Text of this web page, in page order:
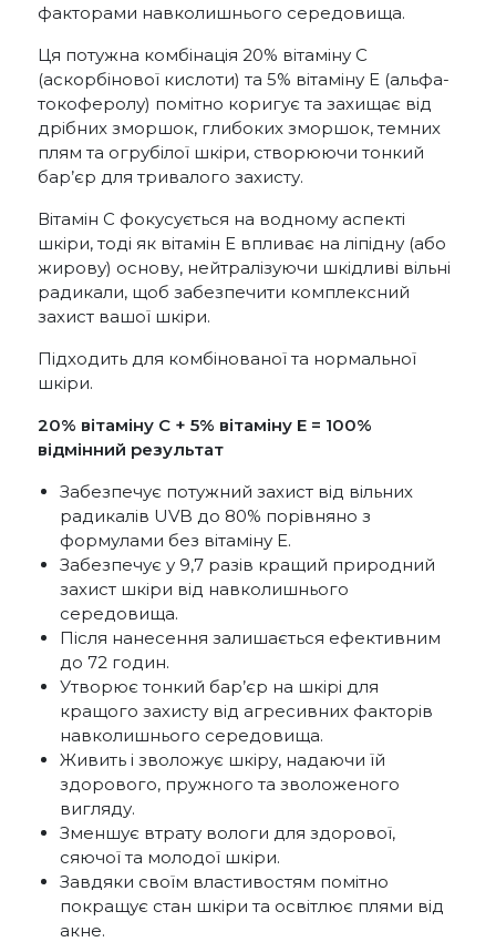
факторами навколишнього середовища.
Ця потужна комбінація 20% вітаміну С
(аскорбінової кислоти) та 5% вітаміну Е (альфа-
токоферолу) помітно коригує та захищає від
дрібних зморшок, глибоких зморшок, темних
плям та огрубілої шкіри, створюючи тонкий
бар’єр для тривалого захисту.
Вітамін С фокусується на водному аспекті
шкіри, тоді як вітамін Е впливає на ліпідну (або
жирову) основу, нейтралізуючи шкідливі вільні
радикали, щоб забезпечити комплексний
захист вашої шкіри.
Підходить для комбінованої та нормальної
шкіри.
20% вітаміну С + 5% вітаміну Е = 100%
відмінний результат
Забезпечує потужний захист від вільних
радикалів UVB до 80% порівняно з
формулами без вітаміну Е.
Забезпечує у 9,7 разів кращий природний
захист шкіри від навколишнього
середовища.
Після нанесення залишається ефективним
до 72 годин.
Утворює тонкий бар’єр на шкірі для
кращого захисту від агресивних факторів
навколишнього середовища.
Живить і зволожує шкіру, надаючи їй
здорового, пружного та зволоженого
вигляду.
Зменшує втрату вологи для здорової,
сяючої та молодої шкіри.
Завдяки своїм властивостям помітно
покращує стан шкіри та освітлює плями від
акне.